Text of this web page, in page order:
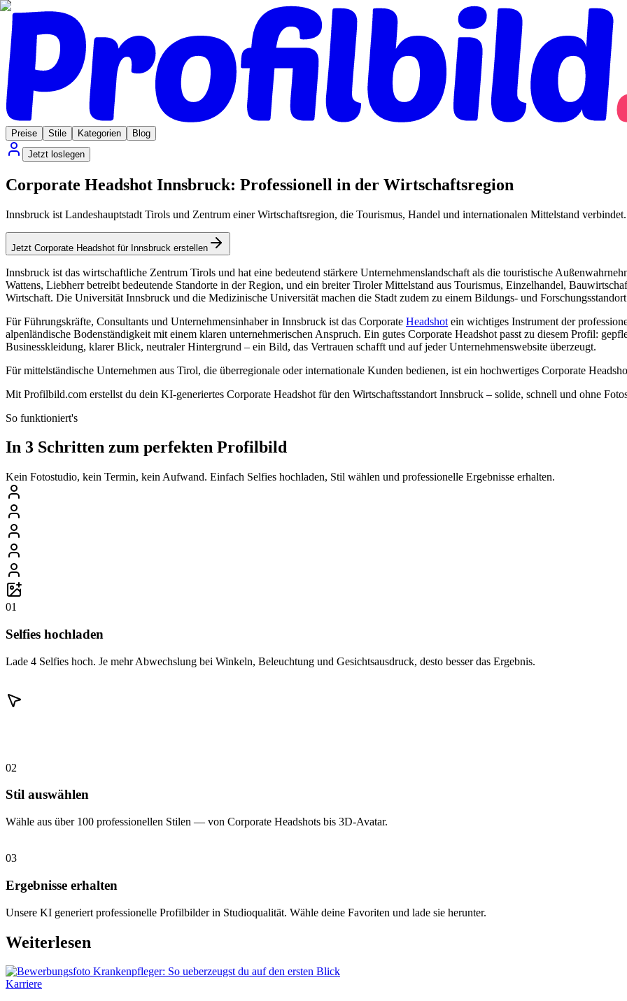
Preise Stile Kategorien
Blog
Jetzt loslegen
Corporate Headshot Innsbruck: Professionell in der Wirtschaftsregion
Innsbruck ist Landeshauptstadt Tirols und Zentrum einer Wirtschaftsregion, die Tourismus, Handel und internationalen Mittelstand verbindet.
Jetzt Corporate Headshot für Innsbruck erstellen
Innsbruck ist das wirtschaftliche Zentrum Tirols und hat eine bedeutend stärkere Unternehmenslandschaft als die touristische
Wattens, Liebherr betreibt bedeutende Standorte in der Region, und ein breiter Tiroler Mittelstand aus Tourismus, Einzelhandel,
Wirtschaft. Die Universität Innsbruck und die Medizinische Universität machen die Stadt zudem zu einem Bildungs- und
Für Führungskräfte, Consultants und Unternehmensinhaber in Innsbruck ist das Corporate Headshot ein wichtiges Instrument der
alpenländische Bodenständigkeit mit einem klaren unternehmerischen Anspruch. Ein gutes Corporate Headshot passt zu diesem Profil:
Businesskleidung, klarer Blick, neutraler Hintergrund – ein Bild, das Vertrauen schafft und auf jeder Unternehmenswebsite überzeugt.
Für mittelständische Unternehmen aus Tirol, die überregionale oder internationale Kunden bedienen, ist ein hochwertiges Corporate
Mit Profilbild.com erstellst du dein KI-generiertes Corporate Headshot für den Wirtschaftsstandort Innsbruck – solide, schnell und ohne
So funktioniert's
In 3 Schritten zum perfekten Profilbild
Kein Fotostudio, kein Termin, kein Aufwand. Einfach Selfies hochladen, Stil wählen und professionelle Ergebnisse erhalten.
01
Selfies hochladen
Lade 4 Selfies hoch. Je mehr Abwechslung bei Winkeln, Beleuchtung und Gesichtsausdruck, desto besser das Ergebnis.
02
Stil auswählen
Wähle aus über 100 professionellen Stilen — von Corporate Headshots bis 3D-Avatar.
03
Ergebnisse erhalten
Unsere KI generiert professionelle Profilbilder in Studioqualität. Wähle deine Favoriten und lade sie herunter.
Weiterlesen
Karriere